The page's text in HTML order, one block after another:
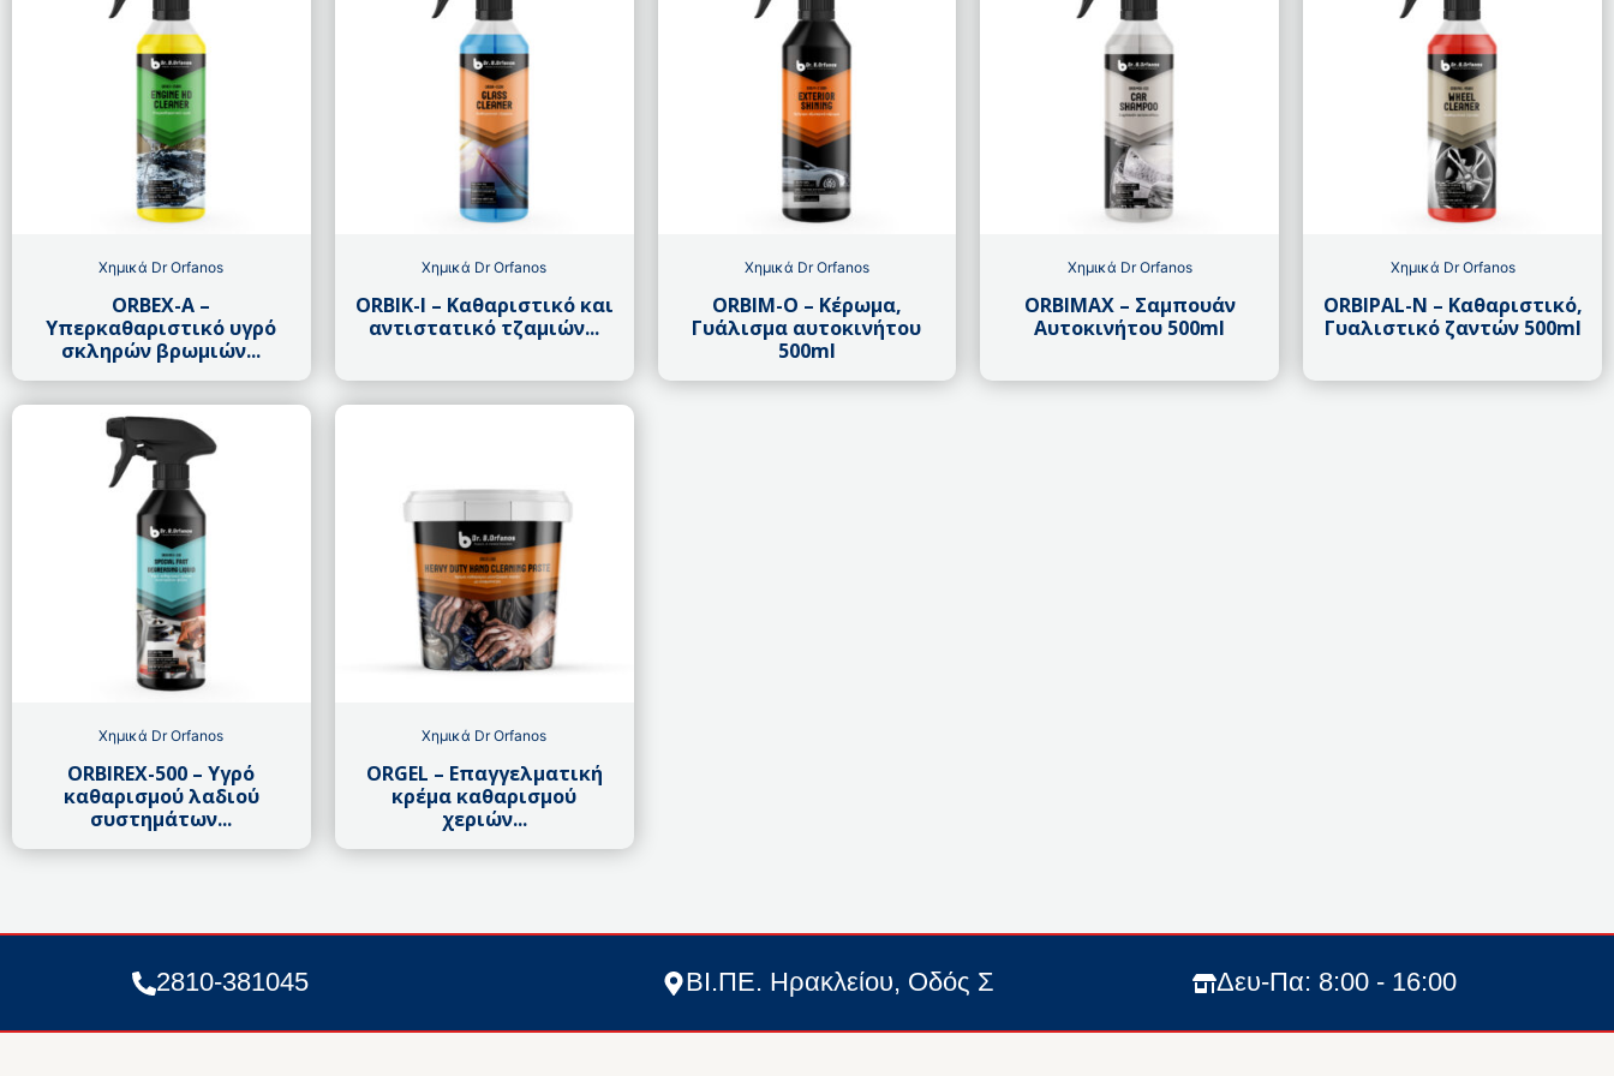
Χημικά Dr Orfanos
ORBEX-A –
Υπερκαθαριστικό υγρό
σκληρών βρωμιών...
Χημικά Dr Orfanos
ORBIK-I – Καθαριστικό και
αντιστατικό τζαμιών...
Χημικά Dr Orfanos
ORBIM-O – Κέρωμα,
Γυάλισμα αυτοκινήτου
500ml
Χημικά Dr Orfanos
ORBIMAX – Σαμπουάν
Αυτοκινήτου 500ml
Χημικά Dr Orfanos
ORBIPAL-N – Καθαριστικό,
Γυαλιστικό ζαντών 500ml
Χημικά Dr Orfanos
ORBIREX-500 – Υγρό
καθαρισμού λαδιού
συστημάτων...
Χημικά Dr Orfanos
ORGEL – Επαγγελματική
κρέμα καθαρισμού
χεριών...
2810-381045 ΒΙ.ΠΕ. Ηρακλείου, Οδός Σ Δευ-Πα: 8:00 - 16:00